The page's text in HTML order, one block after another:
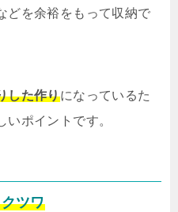
どを余裕をもって収納で
した作りになっているた
ポイントです。
ツワ